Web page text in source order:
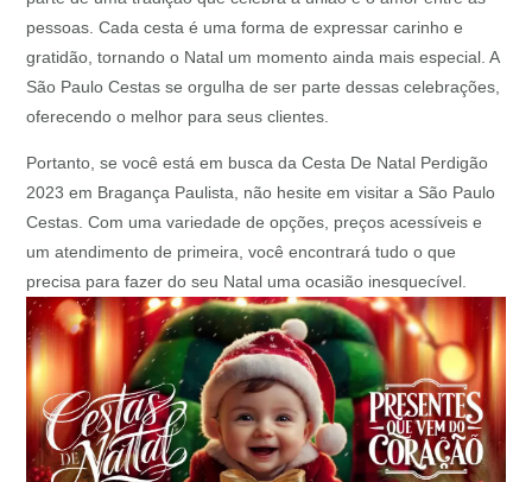
pessoas. Cada cesta é uma forma de expressar carinho e
gratidão, tornando o Natal um momento ainda mais especial. A
São Paulo Cestas se orgulha de ser parte dessas celebrações,
oferecendo o melhor para seus clientes.
Portanto, se você está em busca da Cesta De Natal Perdigão
2023 em Bragança Paulista, não hesite em visitar a São Paulo
Cestas. Com uma variedade de opções, preços acessíveis e
um atendimento de primeira, você encontrará tudo o que
precisa para fazer do seu Natal uma ocasião inesquecível.